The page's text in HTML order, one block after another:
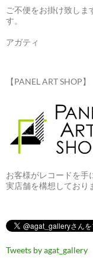
ご不便をお掛け致しま
す。
アガティ
【PANEL ART SHOP】
お客様がレコードを手
実店舗を構想しており
Tweets by agat_gallery